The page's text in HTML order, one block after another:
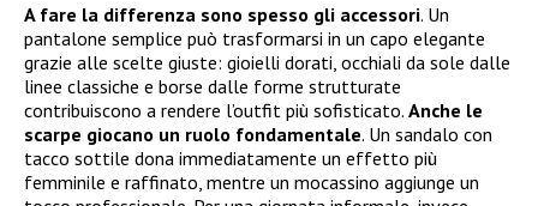
A fare la differenza sono spesso gli accessori. Un
pantalone semplice può trasformarsi in un capo elegante
grazie alle scelte giuste: gioielli dorati, occhiali da sole dalle
linee classiche e borse dalle forme strutturate
contribuiscono a rendere l’outfit più sofisticato. Anche le
scarpe giocano un ruolo fondamentale. Un sandalo con
tacco sottile dona immediatamente un effetto più
femminile e raffinato, mentre un mocassino aggiunge un